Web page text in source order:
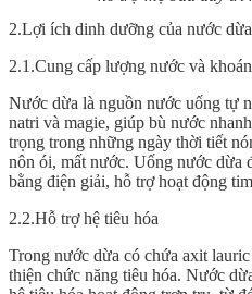
2.Lợi ích dinh dưỡng của nước
2.1.Cung cấp lượng nước và
Nước dừa là nguồn nước uống tự
natri và magie, giúp bù nước
trọng trong những ngày thời tiết
nôn ói, mất nước. Uống nước dừa
bằng điện giải, hỗ trợ hoạt động
2.2.Hỗ trợ hệ tiêu hóa
Trong nước dừa có chứa axit
thiện chức năng tiêu hóa. Nước